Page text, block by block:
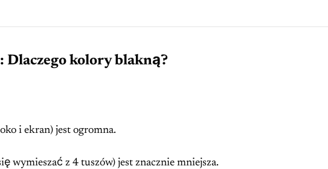
Dlaczego kolory blakną?
i ekran) jest ogromna.
wymieszać z 4 tuszów) jest znacznie mniejsza.